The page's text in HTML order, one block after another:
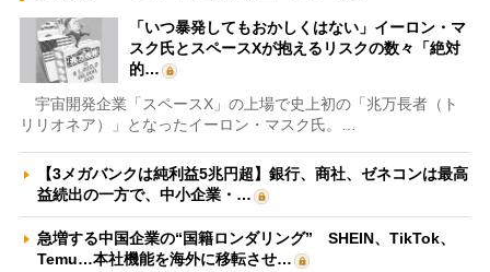
「いつ暴発してもおかしくはない」イーロン・マ
スク氏とスペースXが抱えるリスクの数々「絶対
的…
宇宙開発企業「スペースX」の上場で史上初の「兆万長者（ト
リリオネア）」となったイーロン・マスク氏。…
【3メガバンクは純利益5兆円超】銀行、商社、ゼネコンは最高
益続出の一方で、中小企業・…
急増する中国企業の“国籍ロンダリング” SHEIN、TikTok、
Temu…本社機能を海外に移転させ…